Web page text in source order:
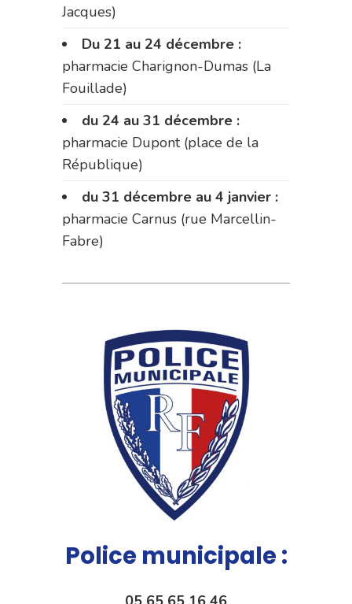
Jacques)
Du 21 au 24 décembre :
pharmacie Charignon-Dumas (La
Fouillade)
du 24 au 31 décembre :
pharmacie Dupont (place de la
République)
du 31 décembre au 4 janvier :
pharmacie Carnus (rue Marcellin-
Fabre)
Police municipale :